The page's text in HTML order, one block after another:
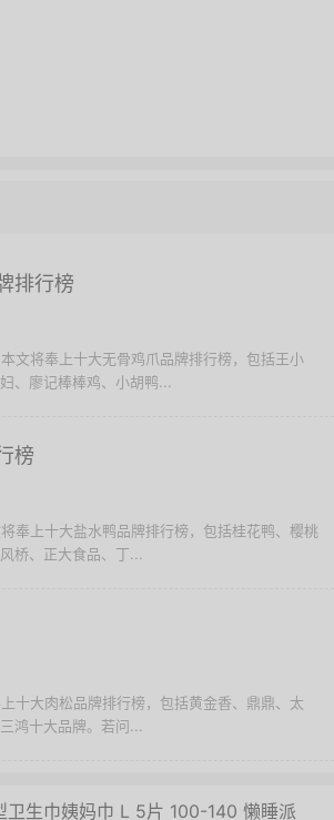
排行榜
文将奉上十大无骨鸡爪品牌排行榜，包括王小
、廖记棒棒鸡、小胡鸭...
榜
奉上十大盐水鸭品牌排行榜，包括桂花鸭、樱桃
桥、正大食品、丁...
十大肉松品牌排行榜，包括黄金香、鼎鼎、太
鸿十大品牌。若问...
生巾姨妈巾 L 5片 100-140 懒睡派